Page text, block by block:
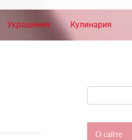
Украшения Кулинария
О сайте